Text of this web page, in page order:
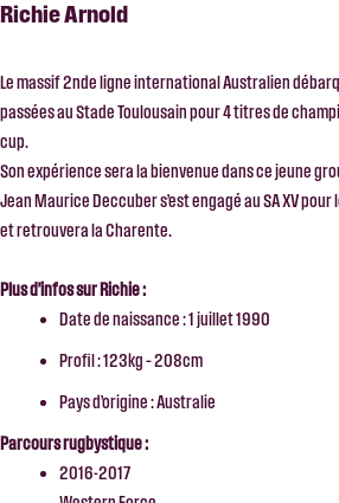
Richie Arnold
Le massif 2nde ligne international Australien
passées au Stade Toulousain pour 4 titres de
cup.
Son expérience sera la bienvenue dans ce jeune
Jean Maurice Deccuber s’est engagé au SA XV
et retrouvera la Charente.
Plus d’infos sur Richie :
Date de naissance : 1 juillet 1990
Profil : 123kg – 208cm
Pays d’origine : Australie
Parcours rugbystique :
2016-2017